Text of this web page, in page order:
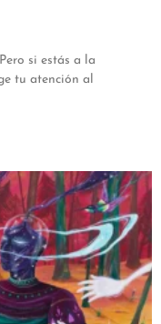
si estás a la
tu atención al